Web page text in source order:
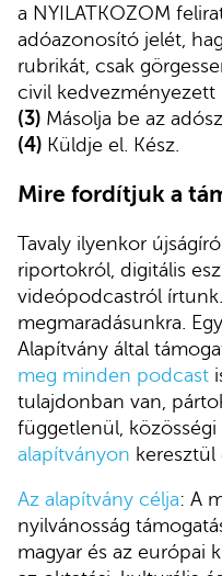
a NYILATKOZOM
adóazonosító jelét,
rubrikát, csak
civil kedvezményezett
(3) Másolja be az
(4) Küldje el. Kész.
Mire fordítjuk a
Tavaly ilyenkor
riportokról, digitális
videópodcastról
megmaradásunkra.
Alapítvány által
meg minden podcast
tulajdonban van,
függetlenül,
alapítványon keresztül
Az alapítvány célja: A
nyilvánosság
magyar és az európai